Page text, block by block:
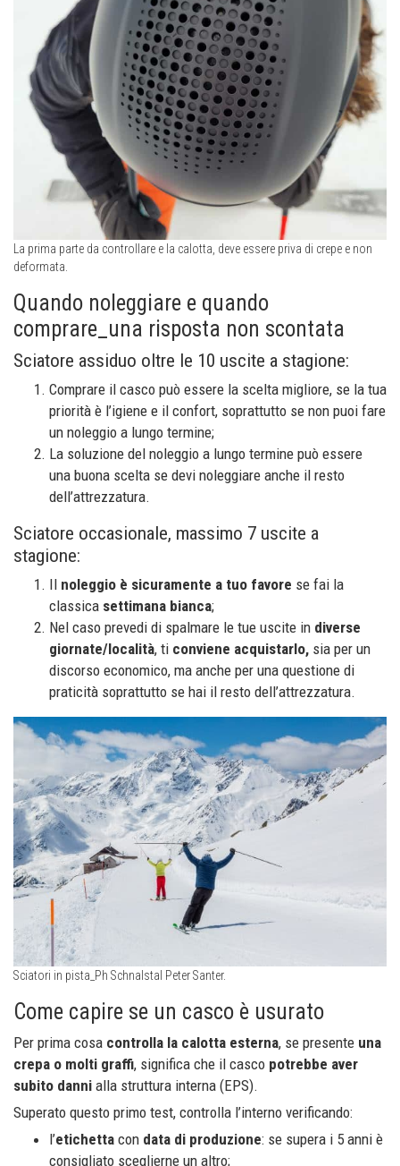
La prima parte da controllare e la calotta, deve essere priva di crepe e non
deformata.
Quando noleggiare e quando
comprare_una risposta non scontata
Sciatore assiduo oltre le 10 uscite a stagione:
Comprare il casco può essere la scelta migliore, se la tua
priorità è l’igiene e il confort, soprattutto se non puoi fare
un noleggio a lungo termine;
La soluzione del noleggio a lungo termine può essere
una buona scelta se devi noleggiare anche il resto
dell’attrezzatura.
Sciatore occasionale, massimo 7 uscite a
stagione:
Il noleggio è sicuramente a tuo favore se fai la
classica settimana bianca;
Nel caso prevedi di spalmare le tue uscite in diverse
giornate/località, ti conviene acquistarlo, sia per un
discorso economico, ma anche per una questione di
praticità soprattutto se hai il resto dell’attrezzatura.
Sciatori in pista_Ph Schnalstal Peter Santer.
Come capire se un casco è usurato
Per prima cosa controlla la calotta esterna, se presente una
crepa o molti graffi, significa che il casco potrebbe aver
subito danni alla struttura interna (EPS).
Superato questo primo test, controlla l’interno verificando:
l’etichetta con data di produzione: se supera i 5 anni è
consigliato sceglierne un altro;